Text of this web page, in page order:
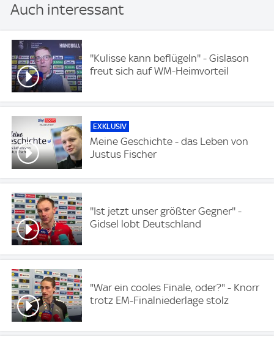
Auch interessant
''Kulisse kann beflügeln'' - Gislason
freut sich auf WM-Heimvorteil
EXKLUSIV
Meine Geschichte - das Leben von
Justus Fischer
''Ist jetzt unser größter Gegner'' -
Gidsel lobt Deutschland
"War ein cooles Finale, oder?" - Knorr
trotz EM-Finalniederlage stolz